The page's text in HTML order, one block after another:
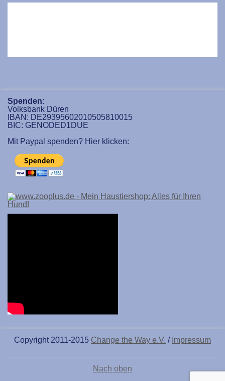
Spenden:
Volksbank Düren
IBAN: DE29395602010505810015
BIC: GENODED1DUE
Mit Paypal spenden? Hier klicken:
Copyright 2011-2015 Change the Way e.V. / Impressum
Nach oben